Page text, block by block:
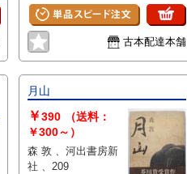
古本配達本舗
月山
￥390
（送料：
￥300～）
森 敦 、河出書房新
社 、209